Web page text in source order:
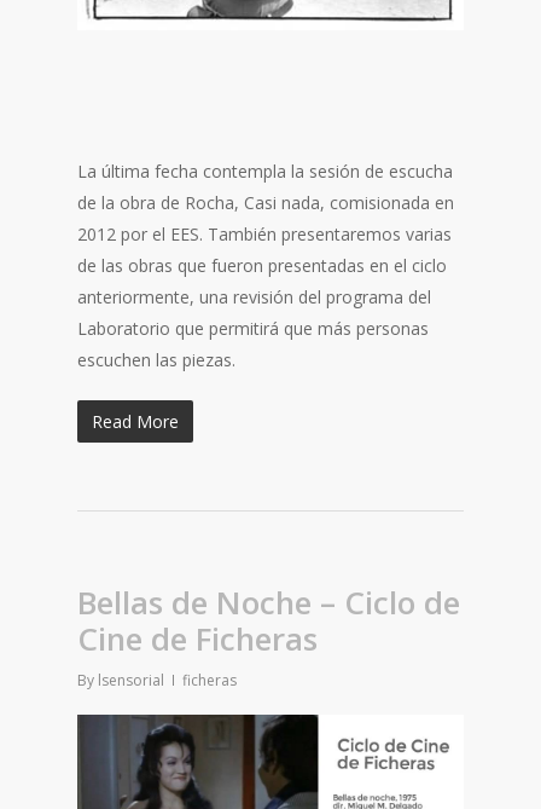
La última fecha contempla la sesión de escucha
de la obra de Rocha, Casi nada, comisionada en
2012 por el EES. También presentaremos varias
de las obras que fueron presentadas en el ciclo
anteriormente, una revisión del programa del
Laboratorio que permitirá que más personas
escuchen las piezas.
Read More
Bellas de Noche – Ciclo de
Cine de Ficheras
By lsensorial ficheras